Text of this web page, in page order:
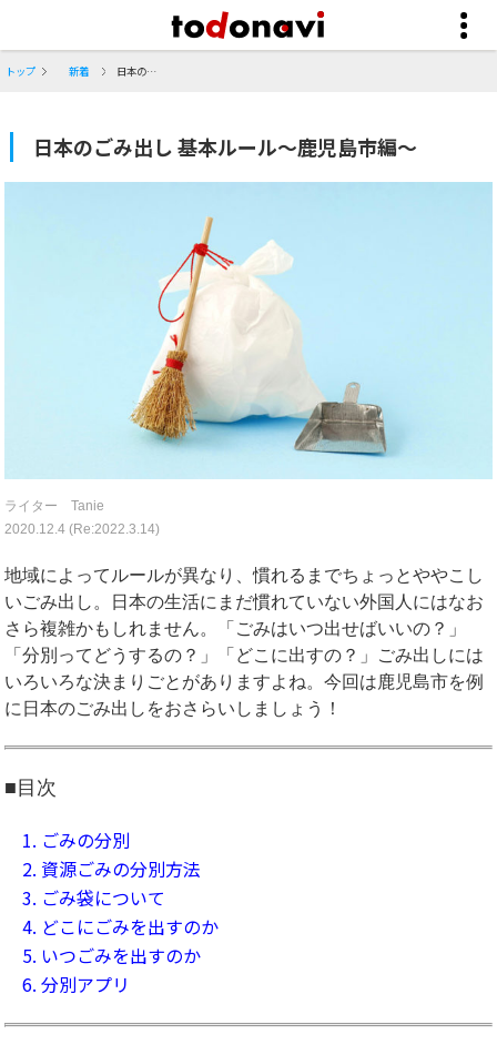
トップ 新着 日本のごみ出し 基本ルール～鹿児島市編～
日本のごみ出し 基本ルール～鹿児島市編～
ライター Tanie
2020.12.4 (Re:2022.3.14)
地域によってルールが異なり、慣れるまでちょっとややこし
いごみ出し。日本の生活にまだ慣れていない外国人にはなお
さら複雑かもしれません。「ごみはいつ出せばいいの？」
「分別ってどうするの？」「どこに出すの？」ごみ出しには
いろいろな決まりごとがありますよね。今回は鹿児島市を例
に日本のごみ出しをおさらいしましょう！
■目次
1. ごみの分別
2. 資源ごみの分別方法
3. ごみ袋について
4. どこにごみを出すのか
5. いつごみを出すのか
6. 分別アプリ